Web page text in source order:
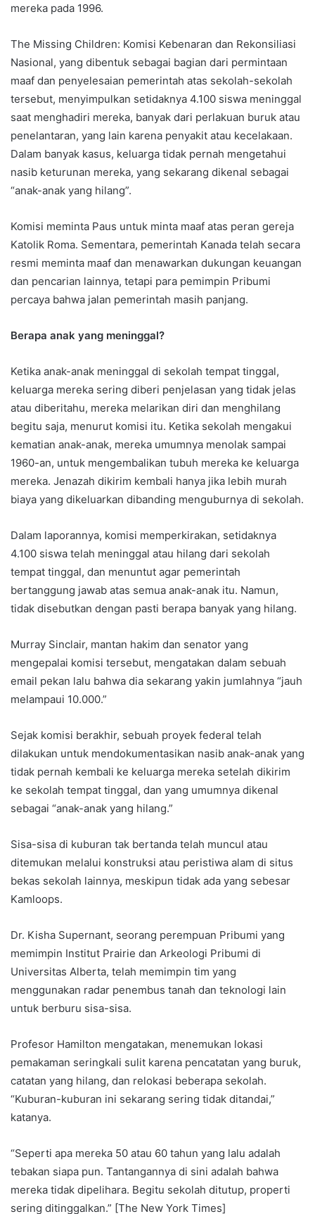
mereka pada 1996.
The Missing Children: Komisi Kebenaran dan Rekonsiliasi
Nasional, yang dibentuk sebagai bagian dari permintaan
maaf dan penyelesaian pemerintah atas sekolah-sekolah
tersebut, menyimpulkan setidaknya 4.100 siswa meninggal
saat menghadiri mereka, banyak dari perlakuan buruk atau
penelantaran, yang lain karena penyakit atau kecelakaan.
Dalam banyak kasus, keluarga tidak pernah mengetahui
nasib keturunan mereka, yang sekarang dikenal sebagai
“anak-anak yang hilang”.
Komisi meminta Paus untuk minta maaf atas peran gereja
Katolik Roma. Sementara, pemerintah Kanada telah secara
resmi meminta maaf dan menawarkan dukungan keuangan
dan pencarian lainnya, tetapi para pemimpin Pribumi
percaya bahwa jalan pemerintah masih panjang.
Berapa anak yang meninggal?
Ketika anak-anak meninggal di sekolah tempat tinggal,
keluarga mereka sering diberi penjelasan yang tidak jelas
atau diberitahu, mereka melarikan diri dan menghilang
begitu saja, menurut komisi itu. Ketika sekolah mengakui
kematian anak-anak, mereka umumnya menolak sampai
1960-an, untuk mengembalikan tubuh mereka ke keluarga
mereka. Jenazah dikirim kembali hanya jika lebih murah
biaya yang dikeluarkan dibanding menguburnya di sekolah.
Dalam laporannya, komisi memperkirakan, setidaknya
4.100 siswa telah meninggal atau hilang dari sekolah
tempat tinggal, dan menuntut agar pemerintah
bertanggung jawab atas semua anak-anak itu. Namun,
tidak disebutkan dengan pasti berapa banyak yang hilang.
Murray Sinclair, mantan hakim dan senator yang
mengepalai komisi tersebut, mengatakan dalam sebuah
email pekan lalu bahwa dia sekarang yakin jumlahnya “jauh
melampaui 10.000.”
Sejak komisi berakhir, sebuah proyek federal telah
dilakukan untuk mendokumentasikan nasib anak-anak yang
tidak pernah kembali ke keluarga mereka setelah dikirim
ke sekolah tempat tinggal, dan yang umumnya dikenal
sebagai “anak-anak yang hilang.”
Sisa-sisa di kuburan tak bertanda telah muncul atau
ditemukan melalui konstruksi atau peristiwa alam di situs
bekas sekolah lainnya, meskipun tidak ada yang sebesar
Kamloops.
Dr. Kisha Supernant, seorang perempuan Pribumi yang
memimpin Institut Prairie dan Arkeologi Pribumi di
Universitas Alberta, telah memimpin tim yang
menggunakan radar penembus tanah dan teknologi lain
untuk berburu sisa-sisa.
Profesor Hamilton mengatakan, menemukan lokasi
pemakaman seringkali sulit karena pencatatan yang buruk,
catatan yang hilang, dan relokasi beberapa sekolah.
“Kuburan-kuburan ini sekarang sering tidak ditandai,”
katanya.
“Seperti apa mereka 50 atau 60 tahun yang lalu adalah
tebakan siapa pun. Tantangannya di sini adalah bahwa
mereka tidak dipelihara. Begitu sekolah ditutup, properti
sering ditinggalkan.” [The New York Times]